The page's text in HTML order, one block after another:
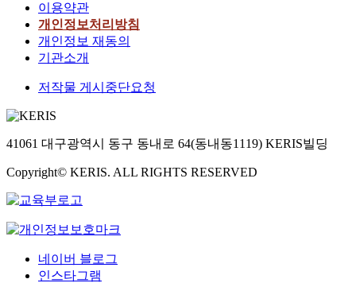
이용약관
개인정보처리방침
개인정보 재동의
기관소개
저작물 게시중단요청
41061 대구광역시 동구 동내로 64(동내동1119) KERIS빌딩
Copyright© KERIS. ALL RIGHTS RESERVED
네이버 블로그
인스타그램